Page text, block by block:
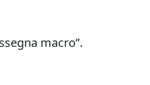
macro”.